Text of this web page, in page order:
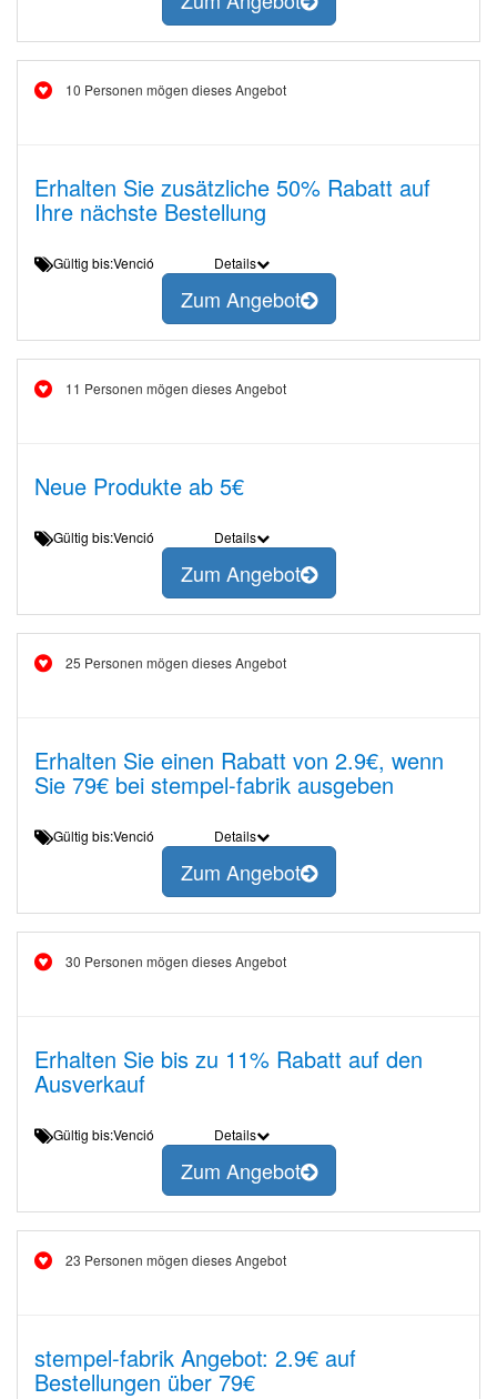
10 Personen mögen dieses Angebot
Erhalten Sie zusätzliche 50% Rabatt auf
Ihre nächste Bestellung
Gültig bis:Venció Details
Zum Angebot
11 Personen mögen dieses Angebot
Neue Produkte ab 5€
Gültig bis:Venció Details
Zum Angebot
25 Personen mögen dieses Angebot
Erhalten Sie einen Rabatt von 2.9€, wenn
Sie 79€ bei stempel-fabrik ausgeben
Gültig bis:Venció Details
Zum Angebot
30 Personen mögen dieses Angebot
Erhalten Sie bis zu 11% Rabatt auf den
Ausverkauf
Gültig bis:Venció Details
Zum Angebot
23 Personen mögen dieses Angebot
stempel-fabrik Angebot: 2.9€ auf
Bestellungen über 79€